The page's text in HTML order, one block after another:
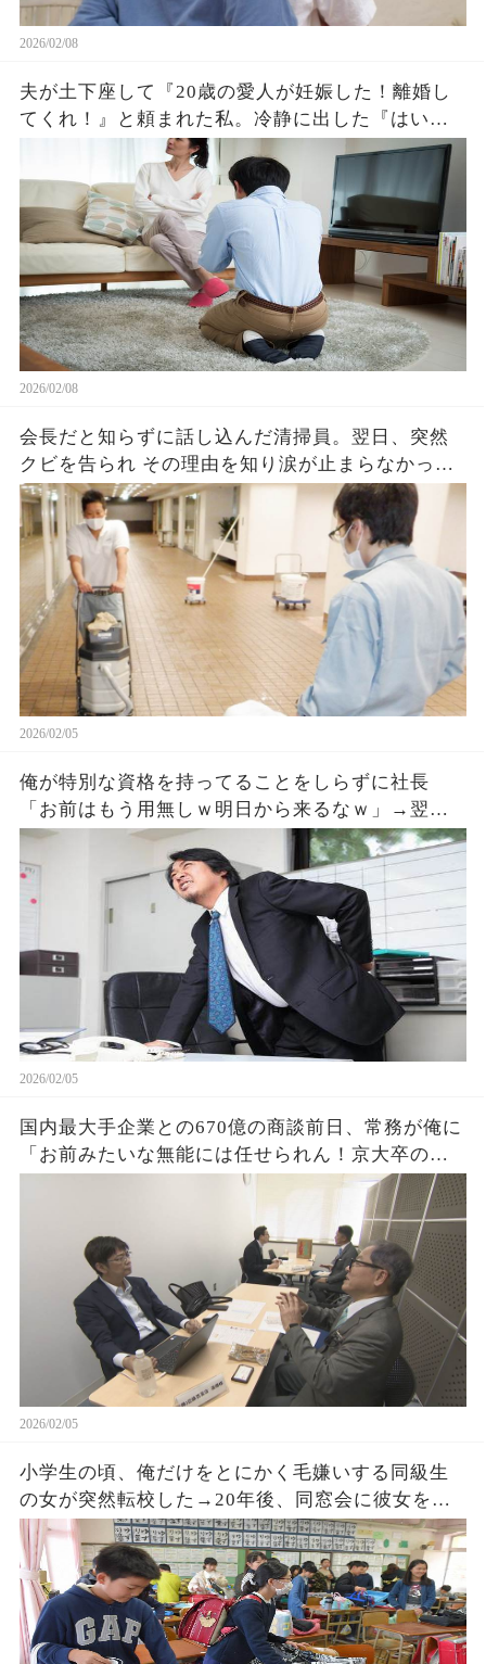
2026/02/08
夫が土下座して『20歳の愛人が妊娠した！離婚し
てくれ！』と頼まれた私。冷静に出した『はい、
離婚届け』の一言に夫は驚愕。その後の展開が想
像以上に衝撃的だった…
2026/02/08
会長だと知らずに話し込んだ清掃員。翌日、突然
クビを告られ その理由を知り涙が止まらなかっ
た。
2026/02/05
俺が特別な資格を持ってることをしらずに社長
「お前はもう用無しｗ明日から来るなｗ」→翌日
から、会社が機能しなくなり、クレームの嵐が...
2026/02/05
国内最大手企業との670億の商談前日、常務が俺に
「お前みたいな無能には任せられん！京大卒の部
長に任せるわw」俺「わかりました」→翌日、衝撃
2026/02/05
小学生の頃、俺だけをとにかく毛嫌いする同級生
の女が突然転校した→20年後、同窓会に彼女を呼
んだが来なかったので「俺がいるからかなｗ」